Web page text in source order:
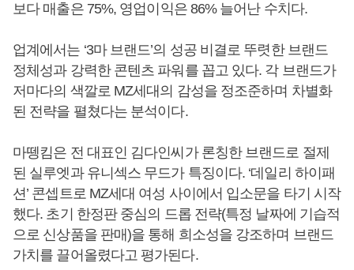
보다 매출은 75%, 영업이익은 86% 늘어난 수치다.
업계에서는 ‘3마 브랜드’의 성공 비결로 뚜렷한 브랜드
정체성과 강력한 콘텐츠 파워를 꼽고 있다. 각 브랜드가
저마다의 색깔로 MZ세대의 감성을 정조준하며 차별화
된 전략을 펼쳤다는 분석이다.
마뗑킴은 전 대표인 김다인씨가 론칭한 브랜드로 절제
된 실루엣과 유니섹스 무드가 특징이다. ‘데일리 하이패
션’ 콘셉트로 MZ세대 여성 사이에서 입소문을 타기 시작
했다. 초기 한정판 중심의 드롭 전략(특정 날짜에 기습적
으로 신상품을 판매)을 통해 희소성을 강조하며 브랜드
가치를 끌어올렸다고 평가된다.